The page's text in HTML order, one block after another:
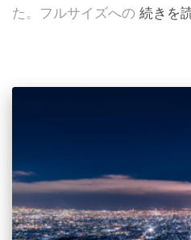
た。フルサイズへの 続きを